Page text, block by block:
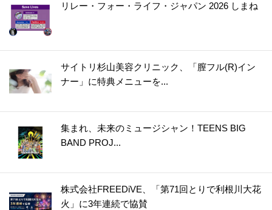
リレー・フォー・ライフ・ジャパン 2026 しまね
サイトリ杉山美容クリニック、「膣フル(R)イン
ナー」に特典メニューを...
集まれ、未来のミュージシャン！TEENS BIG
BAND PROJ...
株式会社FREEDiVE、「第71回とりで利根川大花
火」に3年連続で協賛